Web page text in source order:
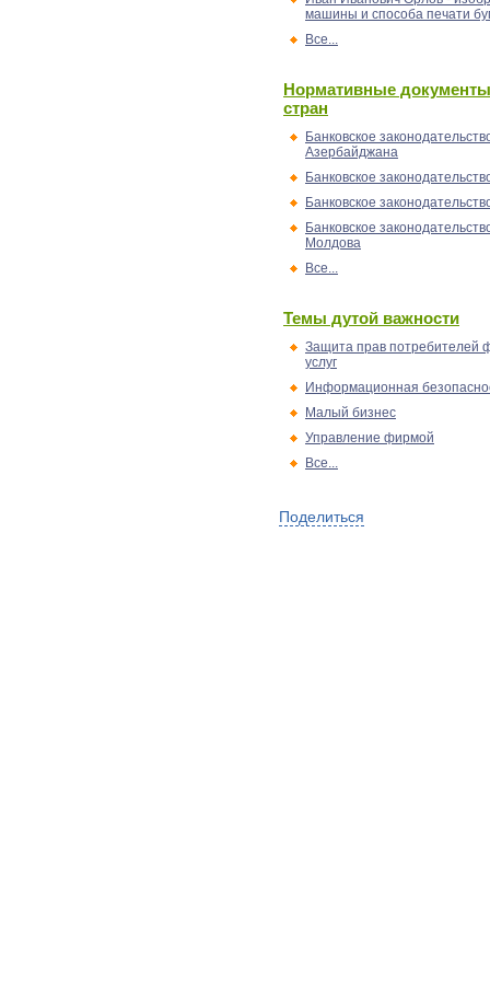
машины и способа печати
Все...
Нормативные
стран
Банковское
Азербайджана
Банковское
Банковское
Банковское
Молдова
Все...
Темы дутой важности
Защита прав потребителей
услуг
Информационная
Малый бизнес
Управление фирмой
Все...
Поделиться